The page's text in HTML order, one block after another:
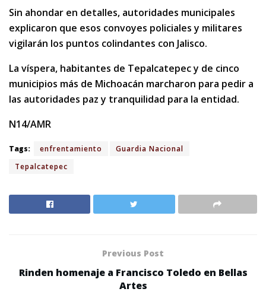
Sin ahondar en detalles, autoridades municipales
explicaron que esos convoyes policiales y militares
vigilarán los puntos colindantes con Jalisco.
La víspera, habitantes de Tepalcatepec y de cinco
municipios más de Michoacán marcharon para pedir a
las autoridades paz y tranquilidad para la entidad.
N14/AMR
Tags: enfrentamiento
Guardia Nacional
Tepalcatepec
Previous Post
Rinden homenaje a Francisco Toledo en Bellas
Artes